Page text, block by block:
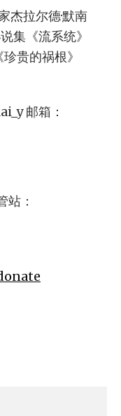
杰拉尔德·默南
集《流系统》
贵的祸根》
邮箱：
：